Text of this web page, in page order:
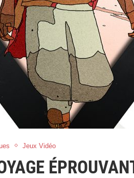
Jeux Vidéo